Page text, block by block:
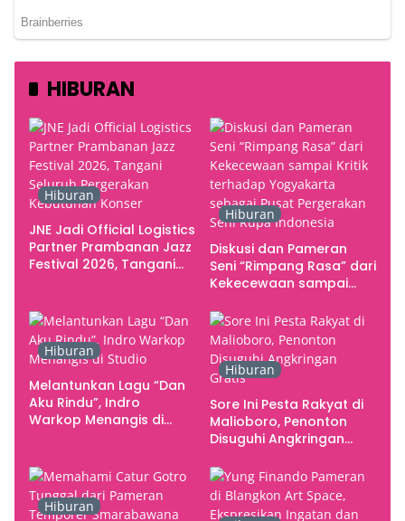
HIBURAN
Hiburan
JNE Jadi Official Logistics
Partner Prambanan Jazz
Festival 2026, Tangani
Hiburan
Diskusi dan Pameran
Seni “Rimpang Rasa” dari
Kekecewaan sampai
Yogyakarta sebagai
Pusat Pergerakan Seni
Rupa Indonesia
Hiburan
Melantunkan Lagu “Dan
Aku Rindu”, Indro
Warkop Menangis di
Hiburan
Sore Ini Pesta Rakyat di
Malioboro, Penonton
Disuguhi Angkringan
Hiburan